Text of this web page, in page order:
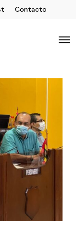
Contacto